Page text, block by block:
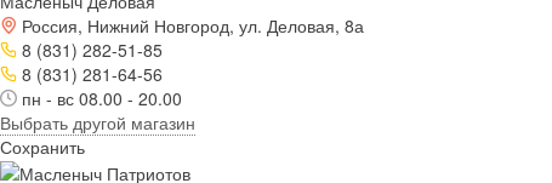
Россия, Нижний Новгород, ул. Деловая, 8а
8 (831) 282-51-85
8 (831) 281-64-56
пн - вс 08.00 - 20.00
Выбрать другой магазин
Сохранить